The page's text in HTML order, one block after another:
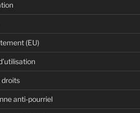
(EU)
droits
anti-pourriel